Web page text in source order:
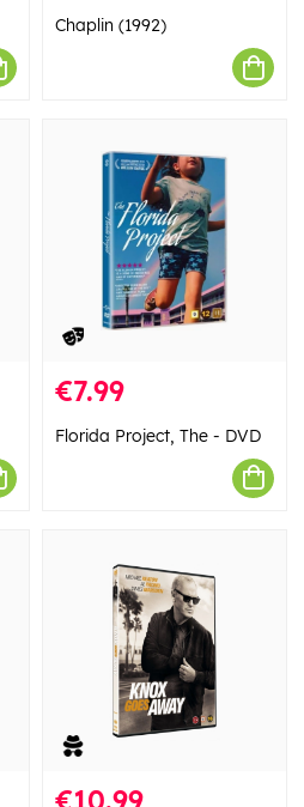
Chaplin (1992)
€7.99
Florida Project, The - DVD